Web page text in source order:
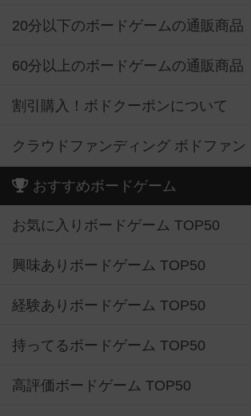
20分以下のボードゲームの通販商品
60分以上のボードゲームの通販商品
割引購入！ボドクーポンについて
クラウドファンディング ボドファン
おすすめボードゲーム
お気に入りボードゲーム TOP50
興味ありボードゲーム TOP50
経験ありボードゲーム TOP50
持ってるボードゲーム TOP50
高評価ボードゲーム TOP50